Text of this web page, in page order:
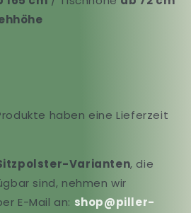
haben eine Lieferzeit
Varianten, die
sind, nehmen wir
E-Mail an: shop@piller-